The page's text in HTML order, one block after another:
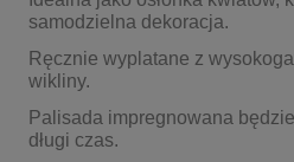
samodzielna dekoracja.
Ręcznie wyplatane z
wikliny.
Palisada impregnowana
długi czas.